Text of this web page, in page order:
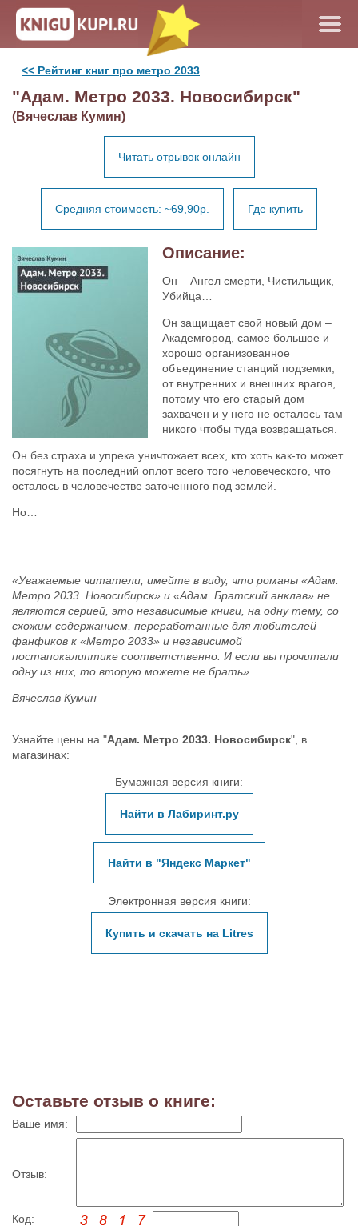
<< Рейтинг книг про метро 2033
"Адам. Метро 2033. Новосибирск"
(Вячеслав Кумин)
Читать отрывок онлайн
Средняя стоимость: ~69,90р. Где купить
Описание:
Он – Ангел смерти, Чистильщик,
Убийца…
Он защищает свой новый дом –
Академгород, самое большое и
хорошо организованное
объединение станций подземки,
от внутренних и внешних врагов,
потому что его старый дом
захвачен и у него не осталось там
никого чтобы туда возвращаться.
Он без страха и упрека уничтожает всех, кто хоть как-то может
посягнуть на последний оплот всего того человеческого, что
осталось в человечестве заточенного под землей.
Но…
«Уважаемые читатели, имейте в виду, что романы «Адам.
Метро 2033. Новосибирск» и «Адам. Братский анклав» не
являются серией, это независимые книги, на одну тему, со
схожим содержанием, переработанные для любителей
фанфиков к «Метро 2033» и независимой
постапокалиптике соответственно. И если вы прочитали
одну из них, то вторую можете не брать».
Вячеслав Кумин
Узнайте цены на "Адам. Метро 2033. Новосибирск", в
магазинах:
Бумажная версия книги:
Найти в Лабиринт.ру
Найти в "Яндекс Маркет"
Электронная версия книги:
Купить и скачать на Litres
Оставьте отзыв о книге:
Ваше имя:
Отзыв:
Код: